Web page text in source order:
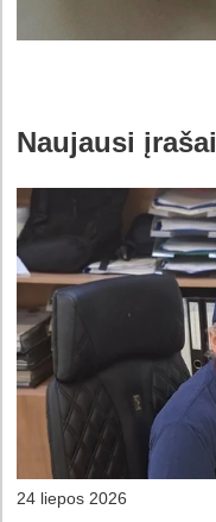
Naujausi įrašai
24 liepos 2026